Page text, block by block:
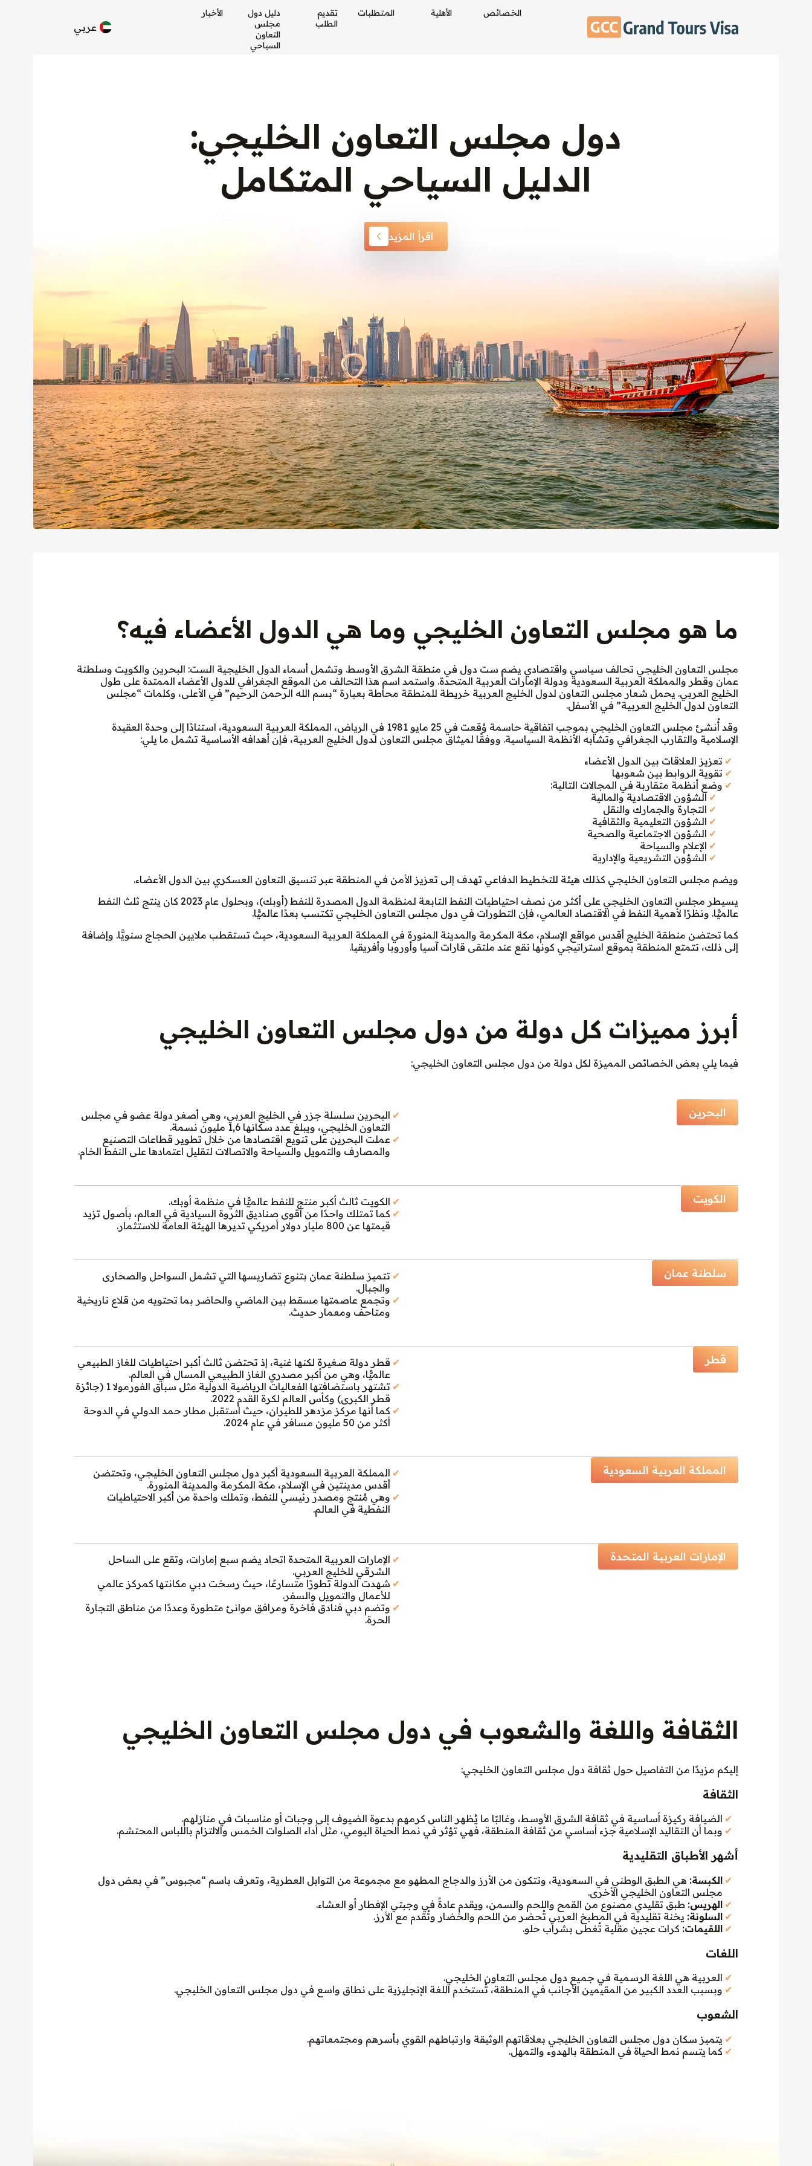
الخصائص الأهلية المتطلبات
تقديم
الطلب
دليل دول
مجلس
التعاون
السياحي
الأخبار
عربي
دول مجلس التعاون الخليجي:
الدليل السياحي المتكامل
اقرأ المزيد
ما هو مجلس التعاون الخليجي وما هي الدول الأعضاء فيه؟
مجلس التعاون الخليجي تحالف سياسي واقتصادي يضم ست دول في منطقة الشرق الأوسط. وتشمل أسماء الدول الخليجية الست: البحرين والكويت وسلطنة
عمان وقطر والمملكة العربية السعودية ودولة الإمارات العربية المتحدة. واستمد اسم هذا التحالف من الموقع الجغرافي للدول الأعضاء الممتدة على طول
الخليج العربي. يحمل شعار مجلس التعاون لدول الخليج العربية خريطة للمنطقة محاطة بعبارة “بسم الله الرحمن الرحيم” في الأعلى، وكلمات “مجلس
التعاون لدول الخليج العربية” في الأسفل.
وقد أُنشئ مجلس التعاون الخليجي بموجب اتفاقية حاسمة وُقعت في 25 مايو 1981 في الرياض، المملكة العربية السعودية، استنادًا إلى وحدة العقيدة
الإسلامية والتقارب الجغرافي وتشابه الأنظمة السياسية. ووفقًا لميثاق مجلس التعاون لدول الخليج العربية، فإن أهدافه الأساسية تشمل ما يلي:
تعزيز العلاقات بين الدول الأعضاء
تقوية الروابط بين شعوبها
وضع أنظمة متقاربة في المجالات التالية:
الشؤون الاقتصادية والمالية
التجارة والجمارك والنقل
الشؤون التعليمية والثقافية
الشؤون الاجتماعية والصحية
الإعلام والسياحة
الشؤون التشريعية والإدارية
ويضم مجلس التعاون الخليجي كذلك هيئة للتخطيط الدفاعي تهدف إلى تعزيز الأمن في المنطقة عبر تنسيق التعاون العسكري بين الدول الأعضاء.
يسيطر مجلس التعاون الخليجي على أكثر من نصف احتياطيات النفط التابعة لمنظمة الدول المصدرة للنفط (أوبك)، وبحلول عام 2023 كان ينتج ثلث النفط
عالميًّا. ونظرًا لأهمية النفط في الاقتصاد العالمي، فإن التطورات في دول مجلس التعاون الخليجي تكتسب بعدًا عالميًّا.
كما تحتضن منطقة الخليج أقدس مواقع الإسلام، مكة المكرمة والمدينة المنورة في المملكة العربية السعودية، حيث تستقطب ملايين الحجاج سنويًّا. وإضافة
إلى ذلك، تتمتع المنطقة بموقع استراتيجي كونها تقع عند ملتقى قارات آسيا وأوروبا وأفريقيا.
أبرز مميزات كل دولة من دول مجلس التعاون الخليجي
فيما يلي بعض الخصائص المميزة لكل دولة من دول مجلس التعاون الخليجي:
البحرين
البحرين سلسلة جزر في الخليج العربي، وهي أصغر دولة عضو في مجلس
التعاون الخليجي، ويبلغ عدد سكانها 1,6 مليون نسمة.
عملت البحرين على تنويع اقتصادها من خلال تطوير قطاعات التصنيع
والمصارف والتمويل والسياحة والاتصالات لتقليل اعتمادها على النفط الخام.
الكويت
الكويت ثالث أكبر منتج للنفط عالميًّا في منظمة أوبك.
كما تمتلك واحدًا من أقوى صناديق الثروة السيادية في العالم، بأصول تزيد
قيمتها عن 800 مليار دولار أمريكي تديرها الهيئة العامة للاستثمار.
سلطنة عمان
تتميز سلطنة عمان بتنوع تضاريسها التي تشمل السواحل والصحارى
والجبال.
وتجمع عاصمتها مسقط بين الماضي والحاضر بما تحتويه من قلاع تاريخية
ومتاحف ومعمار حديث.
قطر
قطر دولة صغيرة لكنها غنية، إذ تحتضن ثالث أكبر احتياطيات للغاز الطبيعي
عالميًّا، وهي من أكبر مصدري الغاز الطبيعي المسال في العالم.
تشتهر باستضافتها الفعاليات الرياضية الدولية مثل سباق الفورمولا 1 (جائزة
قطر الكبرى) وكأس العالم لكرة القدم 2022.
كما أنها مركز مزدهر للطيران، حيث استقبل مطار حمد الدولي في الدوحة
أكثر من 50 مليون مسافر في عام 2024.
المملكة العربية السعودية
المملكة العربية السعودية أكبر دول مجلس التعاون الخليجي، وتحتضن
أقدس مدينتين في الإسلام، مكة المكرمة والمدينة المنورة.
وهي مُنتج ومصدر رئيسي للنفط، وتملك واحدة من أكبر الاحتياطيات
النفطية في العالم.
الإمارات العربية المتحدة
الإمارات العربية المتحدة اتحاد يضم سبع إمارات، وتقع على الساحل
الشرقي للخليج العربي.
شهدت الدولة تطورًا متسارعًا، حيث رسخت دبي مكانتها كمركز عالمي
للأعمال والتمويل والسفر.
وتضم دبي فنادق فاخرة ومرافق موانئ متطورة وعددًا من مناطق التجارة
الحرة.
الثقافة واللغة والشعوب في دول مجلس التعاون الخليجي
إليكم مزيدًا من التفاصيل حول ثقافة دول مجلس التعاون الخليجي:
الثقافة
الضيافة ركيزة أساسية في ثقافة الشرق الأوسط، وغالبًا ما يُظهر الناس كرمهم بدعوة الضيوف إلى وجبات أو مناسبات في منازلهم.
وبما أن التقاليد الإسلامية جزء أساسي من ثقافة المنطقة، فهي تؤثر في نمط الحياة اليومي، مثل أداء الصلوات الخمس والالتزام باللباس المحتشم.
أشهر الأطباق التقليدية
الكبسة: هي الطبق الوطني في السعودية، وتتكون من الأرز والدجاج المطهو مع مجموعة من التوابل العطرية، وتعرف باسم “مجبوس” في بعض دول
مجلس التعاون الخليجي الأخرى.
الهريس: طبق تقليدي مصنوع من القمح واللحم والسمن، ويقدم عادةً في وجبتي الإفطار أو العشاء.
السلونة: يخنة تقليدية في المطبخ العربي تُحضر من اللحم والخضار وتُقدم مع الأرز.
اللقيمات: كرات عجين مقلية تُغطى بشراب حلو.
اللغات
العربية هي اللغة الرسمية في جميع دول مجلس التعاون الخليجي.
وبسبب العدد الكبير من المقيمين الأجانب في المنطقة، تُستخدم اللغة الإنجليزية على نطاق واسع في دول مجلس التعاون الخليجي.
الشعوب
يتميز سكان دول مجلس التعاون الخليجي بعلاقاتهم الوثيقة وارتباطهم القوي بأسرهم ومجتمعاتهم.
كما يتسم نمط الحياة في المنطقة بالهدوء والتمهل.